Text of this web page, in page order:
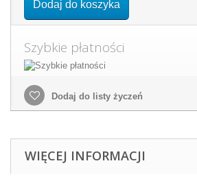
Dodaj do koszyka
Szybkie płatności
Dodaj do listy życzeń
WIĘCEJ INFORMACJI